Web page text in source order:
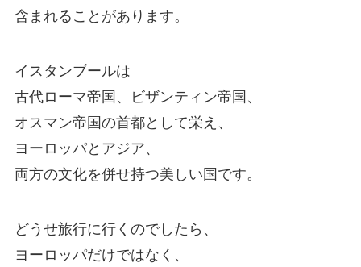
含まれることがあります。
イスタンブールは
古代ローマ帝国、ビザンティン帝国、
オスマン帝国の首都として栄え、
ヨーロッパとアジア、
両方の文化を併せ持つ美しい国です。
どうせ旅行に行くのでしたら、
ヨーロッパだけではなく、